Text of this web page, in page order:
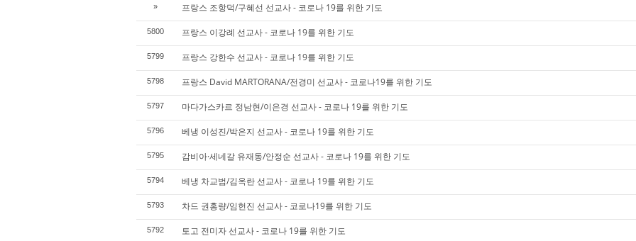
» 프랑스 조항덕/구혜선 선교사 - 코로나 19를 위한 기도
5800 프랑스 이강례 선교사 - 코로나 19를 위한 기도
5799 프랑스 강한수 선교사 - 코로나 19를 위한 기도
5798 프랑스 David MARTORANA/전경미 선교사 - 코로나19를 위한 기도
5797 마다가스카르 정남현/이은경 선교사 - 코로나 19를 위한 기도
5796 베냉 이성진/박은지 선교사 - 코로나 19를 위한 기도
5795 감비아·세네갈 유재동/안정순 선교사 - 코로나 19를 위한 기도
5794 베냉 차교범/김옥란 선교사 - 코로나 19를 위한 기도
5793 차드 권홍량/임헌진 선교사 - 코로나19를 위한 기도
5792 토고 전미자 선교사 - 코로나 19를 위한 기도